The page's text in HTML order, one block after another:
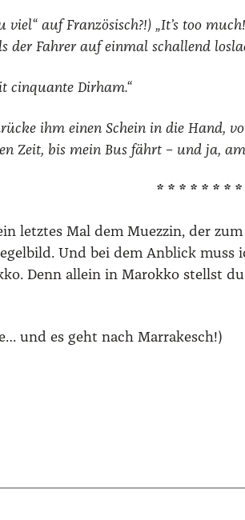
viel“ auf Fran­zö­sisch?!) „It’s too
der Fah­rer auf ein­mal schal­lend
cin­quan­te Dir­ham.“
ihm einen Schein in die Hand,
Zeit, bis mein Bus fährt – und ja,
* * * * * * * *
letz­tes Mal dem Muez­zin, der
Und bei dem Anblick
Denn allein in Marok­ko stellst
und es geht nach Mar­ra­kesch!)